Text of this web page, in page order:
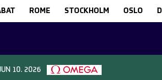
ROME STOCKHOLM OSLO
10. 2026